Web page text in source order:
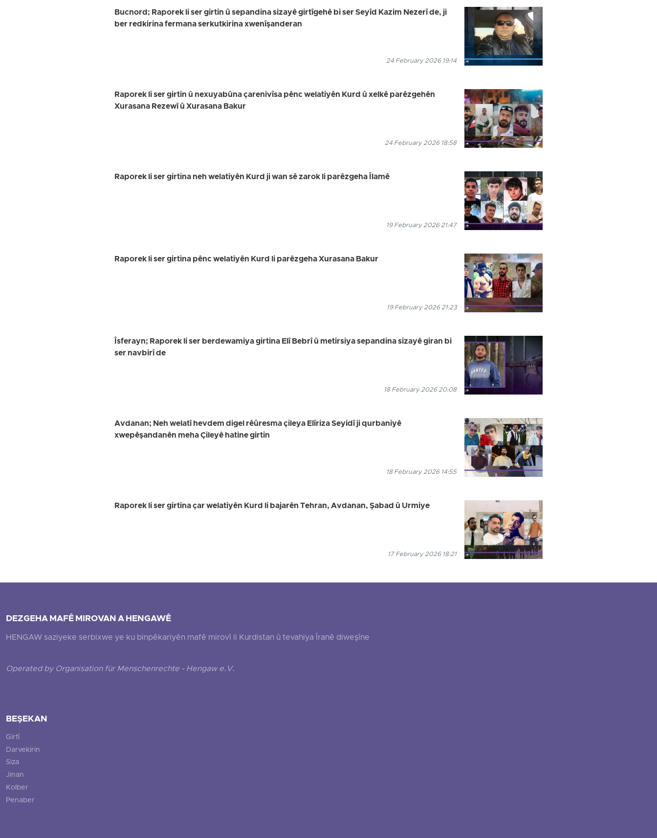
Bucnord; Raporek li ser girtin û sepandina sizayê girtîgehê bi ser Seyîd Kazim Nezerî de, ji
ber redkirina fermana serkutkirina xwenîşanderan
24 February 2026 19:14
Raporek li ser girtin û nexuyabûna çarenivîsa pênc welatiyên Kurd û xelkê parêzgehên
Xurasana Rezewî û Xurasana Bakur
24 February 2026 18:58
Raporek li ser girtina neh welatiyên Kurd ji wan sê zarok li parêzgeha Îlamê
19 February 2026 21:47
Raporek li ser girtina pênc welatiyên Kurd li parêzgeha Xurasana Bakur
19 February 2026 21:23
Îsferayn; Raporek li ser berdewamiya girtina Elî Bebrî û metirsiya sepandina sizayê giran bi
ser navbirî de
18 February 2026 20:08
Avdanan; Neh welatî hevdem digel rêûresma çileya Elîriza Seyidî ji qurbaniyê
xwepêşandanên meha Çileyê hatine girtin
18 February 2026 14:55
Raporek li ser girtina çar welatiyên Kurd li bajarên Tehran, Avdanan, Şabad û Urmiye
17 February 2026 18:21
DEZGEHA MAFÊ MIROVAN A HENGAWÊ
HENGAW saziyeke serbixwe ye ku binpêkariyên mafê mirovî li Kurdistan û tevahiya Îranê diweşîne
Operated by Organisation für Menschenrechte - Hengaw e.V.
BEŞEKAN
Girtî
Darvekirin
Siza
Jinan
Kolber
Penaber